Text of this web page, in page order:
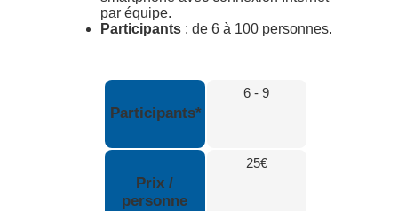
par équipe.
Participants: de 6 à 100 personnes.
Participants*
6 - 9
Prix /
personne
25€